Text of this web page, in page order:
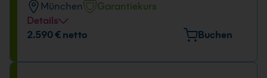
München
Garantiekurs
Details
Veranstaltungsort
2.590 € netto Buchen